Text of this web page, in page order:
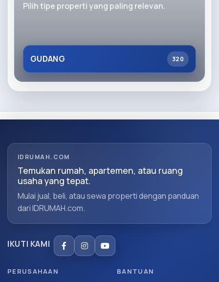
Pilih tipe properti yang paling relevan.
GUDANG 320
IDRUMAH.COM
Temukan rumah, apartemen, atau ruang
usaha yang tepat.
Mulai jual, beli, atau sewa properti dengan panduan
dari IDRUMAH.com.
IKUTI KAMI
PERUSAHAAN BANTUAN